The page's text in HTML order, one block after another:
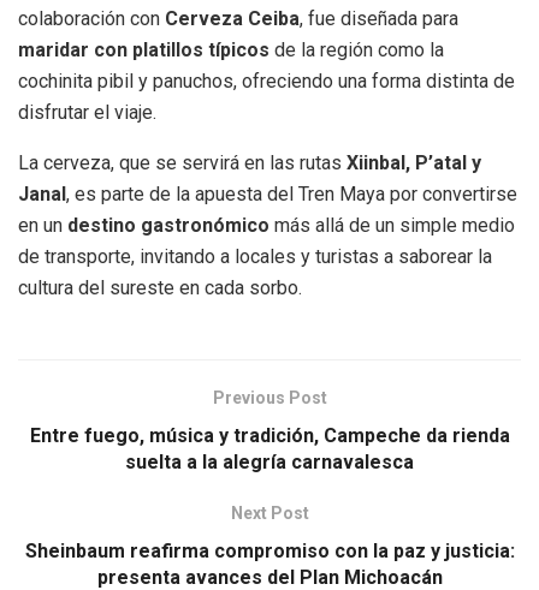
colaboración con Cerveza Ceiba, fue diseñada para
maridar con platillos típicos de la región como la
cochinita pibil y panuchos, ofreciendo una forma distinta de
disfrutar el viaje.
La cerveza, que se servirá en las rutas Xiinbal, P’atal y
Janal, es parte de la apuesta del Tren Maya por convertirse
en un destino gastronómico más allá de un simple medio
de transporte, invitando a locales y turistas a saborear la
cultura del sureste en cada sorbo.
Previous Post
Entre fuego, música y tradición, Campeche da rienda
suelta a la alegría carnavalesca
Next Post
Sheinbaum reafirma compromiso con la paz y justicia:
presenta avances del Plan Michoacán